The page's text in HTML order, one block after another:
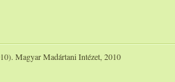
Magyar Madártani Intézet, 2010